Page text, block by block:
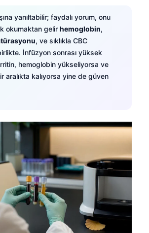
yanıltabilir; faydalı yorum, onu
okumaktan gelir hemoglobin,
, ve sıklıkla CBC
İnfüzyon sonrası yüksek
hemoglobin yükseliyorsa ve
aralıkta kalıyorsa yine de güven